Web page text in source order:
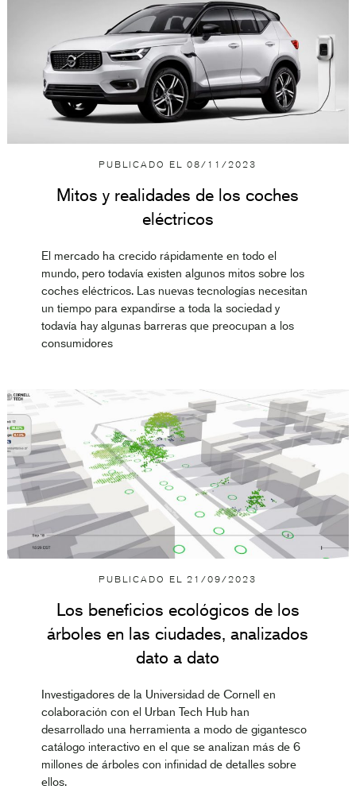
PUBLICADO EL08/11/2023
Mitos y realidades de los coches
eléctricos
El mercado ha crecido rápidamente en todo el
mundo, pero todavía existen algunos mitos sobre los
coches eléctricos. Las nuevas tecnologías necesitan
un tiempo para expandirse a toda la sociedad y
todavía hay algunas barreras que preocupan a los
consumidores
PUBLICADO EL21/09/2023
Los beneficios ecológicos de los
árboles en las ciudades, analizados
dato a dato
Investigadores de la Universidad de Cornell en
colaboración con el Urban Tech Hub han
desarrollado una herramienta a modo de gigantesco
catálogo interactivo en el que se analizan más de 6
millones de árboles con infinidad de detalles sobre
ellos.